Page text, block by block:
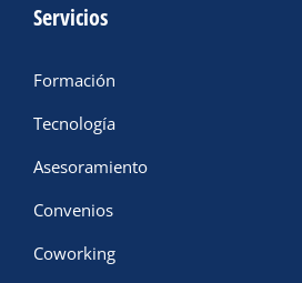
Servicios
Formación
Tecnología
Asesoramiento
Convenios
Coworking